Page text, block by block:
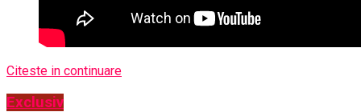
Citeste in continuare
Exclusiv